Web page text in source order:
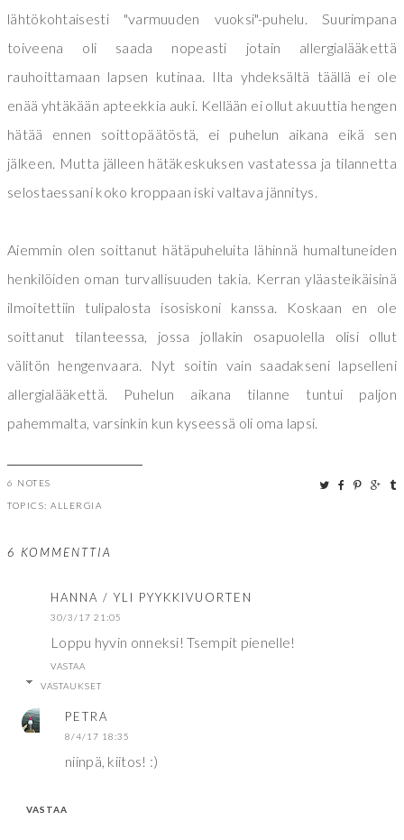
lähtökohtaisesti "varmuuden vuoksi"-puhelu. Suurimpana
toiveena oli saada nopeasti jotain allergialääkettä
rauhoittamaan lapsen kutinaa. Ilta yhdeksältä täällä ei ole
enää yhtäkään apteekkia auki. Kellään ei ollut akuuttia hengen
hätää ennen soittopäätöstä, ei puhelun aikana eikä sen
jälkeen. Mutta jälleen hätäkeskuksen vastatessa ja tilannetta
selostaessani koko kroppaan iski valtava jännitys.
Aiemmin olen soittanut hätäpuheluita lähinnä humaltuneiden
henkilöiden oman turvallisuuden takia. Kerran yläasteikäisinä
ilmoitettiin tulipalosta isosiskoni kanssa. Koskaan en ole
soittanut tilanteessa, jossa jollakin osapuolella olisi ollut
välitön hengenvaara. Nyt soitin vain saadakseni lapselleni
allergialääkettä. Puhelun aikana tilanne tuntui paljon
pahemmalta, varsinkin kun kyseessä oli oma lapsi.
6 NOTES
TOPICS: ALLERGIA
6 KOMMENTTIA
HANNA / YLI PYYKKIVUORTEN
30/3/17 21:05
Loppu hyvin onneksi! Tsempit pienelle!
VASTAA
VASTAUKSET
PETRA
8/4/17 18:35
niinpä, kiitos! :)
VASTAA